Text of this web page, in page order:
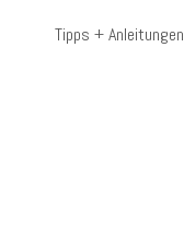
Tipps + Anleitungen